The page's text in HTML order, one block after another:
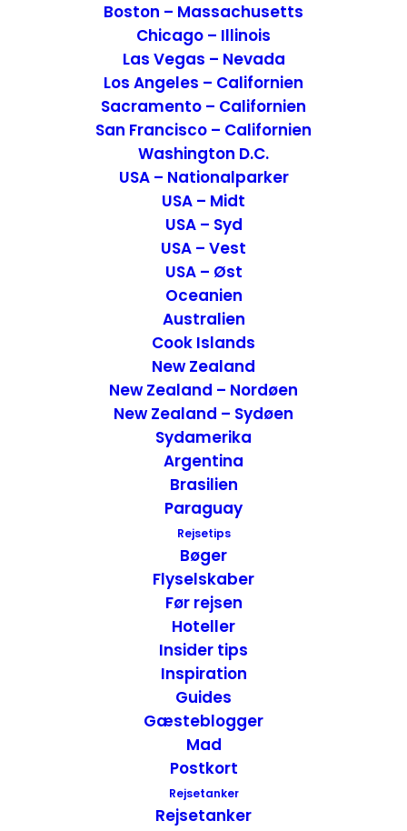
Boston – Massachusetts
Chicago – Illinois
Las Vegas – Nevada
Los Angeles – Californien
Sacramento – Californien
San Francisco – Californien
Washington D.C.
USA – Nationalparker
USA – Midt
USA – Syd
USA – Vest
USA – Øst
Oceanien
Australien
Cook Islands
New Zealand
New Zealand – Nordøen
New Zealand – Sydøen
Sydamerika
Argentina
Brasilien
Paraguay
Rejsetips
Bøger
Flyselskaber
Før rejsen
Hoteller
Insider tips
Inspiration
Guides
Gæsteblogger
Mad
Postkort
Rejsetanker
Rejsetanker
Anmeldelse af Comfort Inn & Suites Page at Lake
USA - Vest
Road Trip – Las Vegas til Page, USA